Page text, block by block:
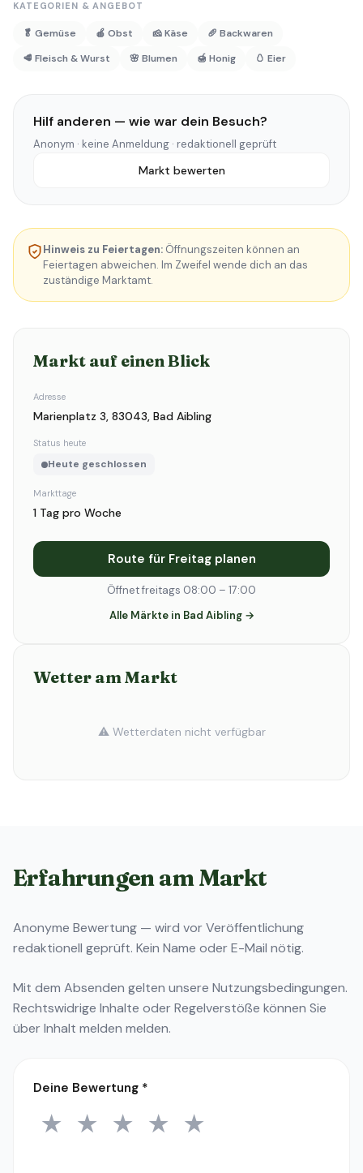
KATEGORIEN & ANGEBOT
🥬 Gemüse 🍎 Obst 🧀 Käse
🥖 Backwaren
🥩 Fleisch & Wurst
🌸 Blumen 🍯 Honig 🥚 Eier
Hilf anderen — wie war dein Besuch?
Anonym · keine Anmeldung · redaktionell geprüft
Markt bewerten
Hinweis zu Feiertagen: Öffnungszeiten können an
Feiertagen abweichen. Im Zweifel wende dich an das
zuständige Marktamt.
Markt auf einen Blick
Adresse
Marienplatz 3, 83043, Bad Aibling
Status heute
Heute geschlossen
Markttage
1 Tag pro Woche
Route für Freitag planen
Öffnet freitags 08:00 – 17:00
Alle Märkte in Bad Aibling →
Wetter am Markt
⚠️ Wetterdaten nicht verfügbar
Erfahrungen am Markt
Anonyme Bewertung — wird vor Veröffentlichung
redaktionell geprüft. Kein Name oder E-Mail nötig.
Mit dem Absenden gelten unsere Nutzungsbedingungen.
Rechtswidrige Inhalte oder Regelverstöße können Sie
überInhalt melden melden.
Deine Bewertung *
1 Stern
★ 2 Sterne
★ 3 Sterne
★ 4 Sterne
★ 5 Sterne
★